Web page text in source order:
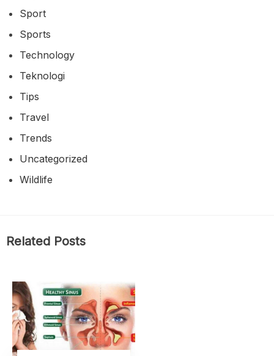
Sport
Sports
Technology
Teknologi
Tips
Travel
Trends
Uncategorized
Wildlife
Related Posts